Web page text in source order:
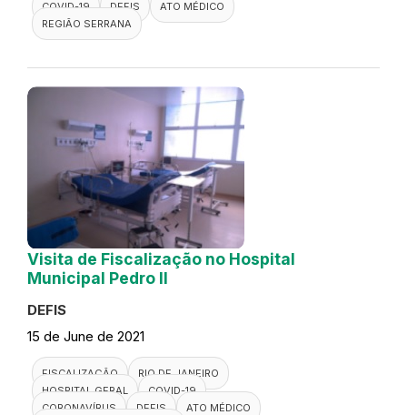
COVID-19 DEFIS
ATO MÉDICO
REGIÃO SERRANA
Visita de Fiscalização no Hospital
Municipal Pedro II
DEFIS
15 de June de 2021
FISCALIZAÇÃO
RIO DE JANEIRO
HOSPITAL GERAL
COVID-19
CORONAVÍRUS
DEFIS
ATO MÉDICO